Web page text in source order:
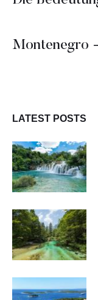
LATEST POSTS